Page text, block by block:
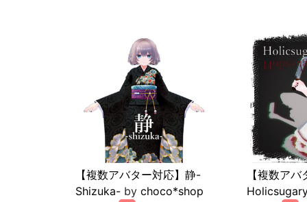
【複数アバター対応】静-
Shizuka- by choco*shop
【複数ア